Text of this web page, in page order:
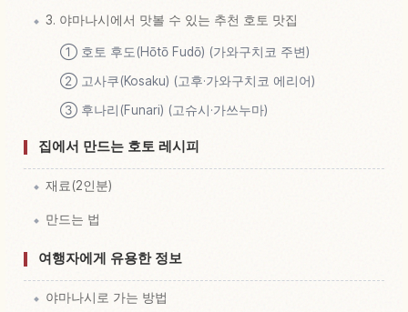
3. 야마나시에서 맛볼 수 있는 추천 호토 맛집
① 호토 후도(Hōtō Fudō) (가와구치코 주변)
② 고사쿠(Kosaku) (고후·가와구치코 에리어)
③ 후나리(Funari) (고슈시·가쓰누마)
집에서 만드는 호토 레시피
재료(2인분)
만드는 법
여행자에게 유용한 정보
야마나시로 가는 방법